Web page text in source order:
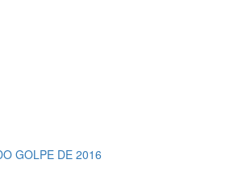
GOLPE DE 2016